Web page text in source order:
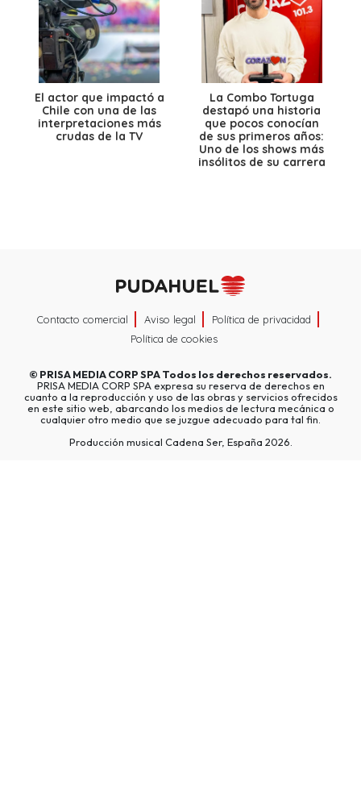
El actor que impactó a
Chile con una de las
interpretaciones más
crudas de la TV
La Combo Tortuga
destapó una historia
que pocos conocían
de sus primeros años:
Uno de los shows más
insólitos de su carrera
Contacto comercial Aviso legal
Política de privacidad
Política de cookies
© PRISA MEDIA CORP SPATodos los derechos reservados.
PRISA MEDIA CORP SPA expresa su reserva de derechos en
cuanto a la reproducción y uso de las obras y servicios ofrecidos
en este sitio web, abarcando los medios de lectura mecánica o
cualquier otro medio que se juzgue adecuado para tal fin.
Producción musical Cadena Ser, España 2026.